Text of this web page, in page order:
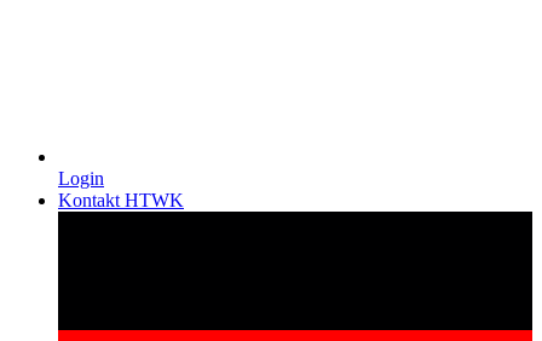
Login
Kontakt HTWK